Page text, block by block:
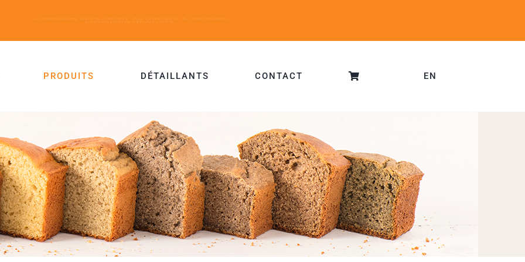
PRODUITS DÉTAILLANTS CONTACT EN